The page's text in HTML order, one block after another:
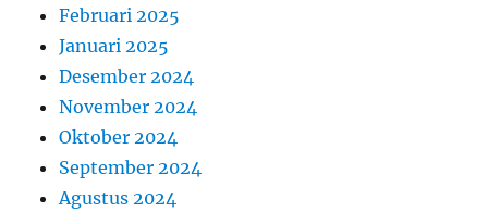
Februari 2025
Januari 2025
Desember 2024
November 2024
Oktober 2024
September 2024
Agustus 2024